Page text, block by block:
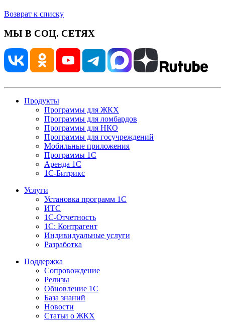
Возврат к списку
МЫ В СОЦ. СЕТЯХ
Продукты
Программы для ЖКХ
Программы для ломбардов
Программы для НКО
Программы для госучреждений
Мобильные приложения
Программы 1С
Аренда 1С
1С-Битрикс
Услуги
Установка программ 1С
ИТС
1С-Отчетность
1С: Контрагент
Индивидуальные услуги
Разработка
Поддержка
Сопровождение
Релизы
Обновление 1С
База знаний
Новости
Статьи о ЖКХ